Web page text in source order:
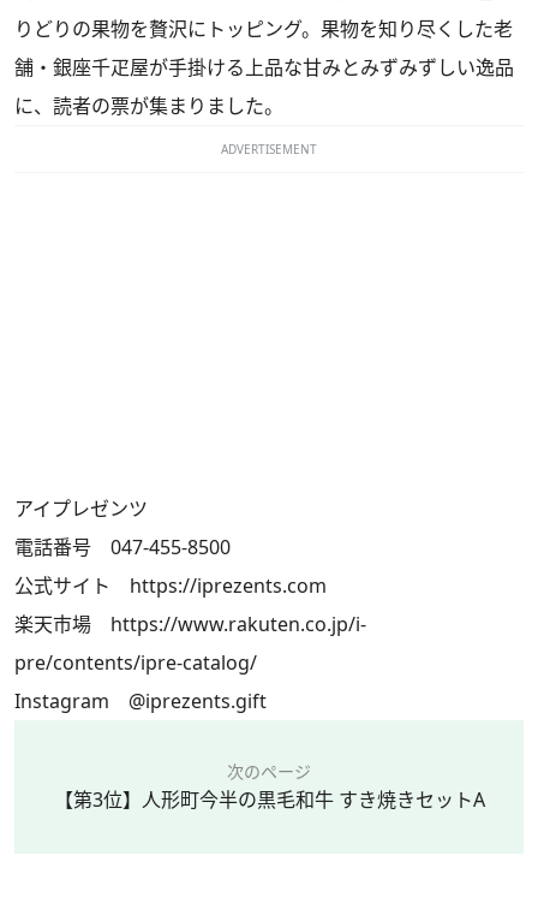
りどりの果物を贅沢にトッピング。果物を知り尽くした老
舗・銀座千疋屋が手掛ける上品な甘みとみずみずしい逸品
に、読者の票が集まりました。
ADVERTISEMENT
アイプレゼンツ
電話番号 047-455-8500
公式サイト https://iprezents.com
楽天市場 https://www.rakuten.co.jp/i-
pre/contents/ipre-catalog/
Instagram @iprezents.gift
次のページ
【第3位】人形町今半の黒毛和牛 すき焼きセットA